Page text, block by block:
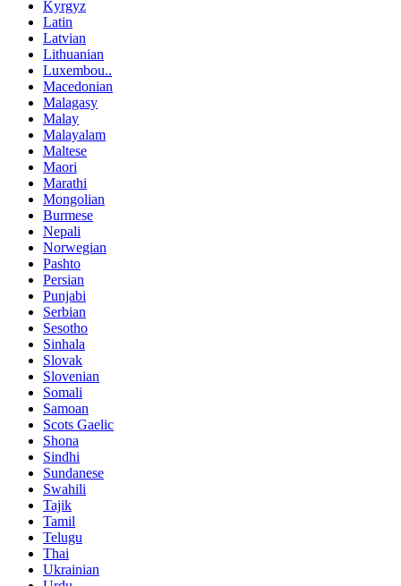
Kyrgyz
Latin
Latvian
Lithuanian
Luxembou..
Macedonian
Malagasy
Malay
Malayalam
Maltese
Maori
Marathi
Mongolian
Burmese
Nepali
Norwegian
Pashto
Persian
Punjabi
Serbian
Sesotho
Sinhala
Slovak
Slovenian
Somali
Samoan
Scots Gaelic
Shona
Sindhi
Sundanese
Swahili
Tajik
Tamil
Telugu
Thai
Ukrainian